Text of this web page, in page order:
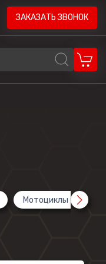
ЗАКАЗАТЬ ЗВОНОК
Мотоциклы Cyclone